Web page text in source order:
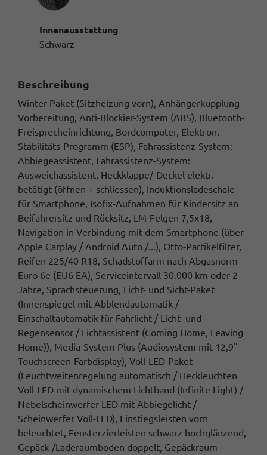
Innenausstattung
Schwarz
Beschreibung
Winter-Paket (Sitzheizung vorn), Anhängerkupplung
Vorbereitung, Anti-Blockier-System (ABS), Bluetooth-
Freisprecheinrichtung, Bordcomputer, Elektron.
Stabilitäts-Programm (ESP), Fahrassistenz-System:
Abbiegeassistent, Fahrassistenz-System:
Ausweichassistent, Heckklappe/-Deckel elektr.
betätigt (öffnen + schliessen), Induktionsladeschale
für Smartphone, Isofix-Aufnahmen für Kindersitz an
Beifahrersitz und Rücksitz, LM-Felgen 7,5x18,
Navigation in Verbindung mit dem Smartphone (über
Apple Carplay / Android Auto /...), Otto-Partikelfilter,
Reifen 225/40 R18, Schadstoffarm nach Abgasnorm
Euro 6e (EU6 EA), Serviceintervall 30.000 km oder 2
Jahre, Sprachsteuerung, Licht- und Sicht-Paket
(Innenspiegel mit Abblendautomatik /
Einschaltautomatik für Fahrlicht / Licht- und
Regensensor / Lichtassistent (Coming Home, Leaving
Home)), Media-System Plus (Audiosystem mit 12,9"
Touchscreen-Farbdisplay), Voll-LED-Paket
(Leuchtweitenregelung automatisch / Heckleuchten
Voll-LED mit dynamischem Lichtband (Infinite Light) /
Nebelscheinwerfer LED mit Abbiegelicht /
Scheinwerfer Voll-LED), Einstiegsleisten vorn
beleuchtet, Fensterzierleisten schwarz hochglänzend,
Gepäck-/Laderaumboden doppelt, Gepäckraum-